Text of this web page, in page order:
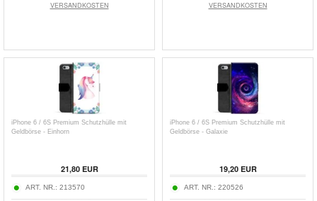
VERSANDKOSTEN
VERSANDKOSTEN
iPhone 6 / 6S Premium Schutzhülle mit
Geldbörse - Einhorn
21,80EUR
ART. NR.: 213570
iPhone 6 / 6S Premium Schutzhülle mit
Geldbörse - Galaxie
19,20EUR
ART. NR.: 220526